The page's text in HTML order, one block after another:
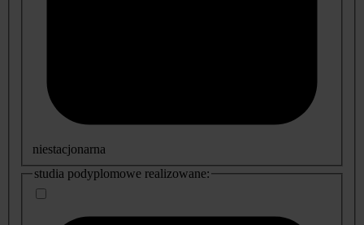
niestacjonarna
studia podyplomowe realizowane: